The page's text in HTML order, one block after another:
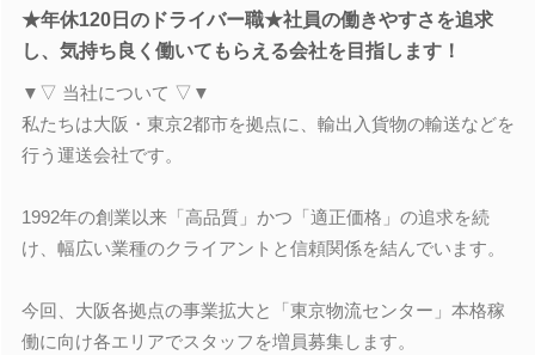
★年休120日のドライバー職★社員の働きやすさを追求
し、気持ち良く働いてもらえる会社を目指します！
▼▽ 当社について ▽▼
私たちは大阪・東京2都市を拠点に、輸出入貨物の輸送などを
行う運送会社です。
1992年の創業以来「高品質」かつ「適正価格」の追求を続
け、幅広い業種のクライアントと信頼関係を結んでいます。
今回、大阪各拠点の事業拡大と「東京物流センター」本格稼
働に向け各エリアでスタッフを増員募集します。